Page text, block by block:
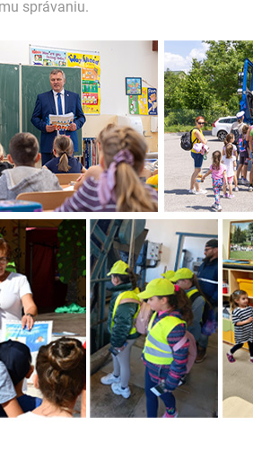
správaniu.